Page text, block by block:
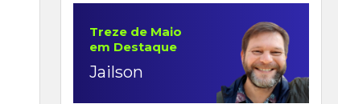
Treze de Maio
em Destaque
Jailson